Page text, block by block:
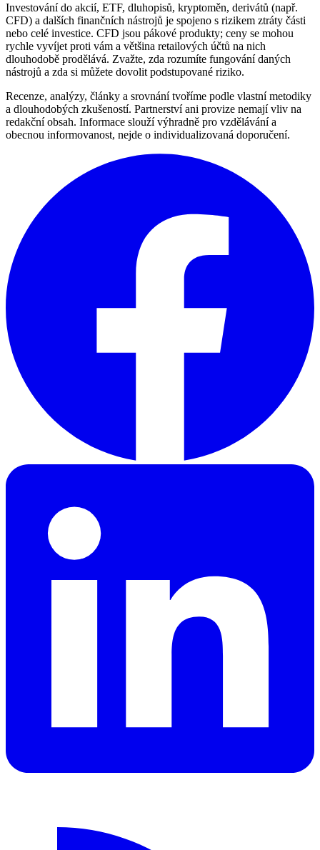
Investování do akcií, ETF, dluhopisů, kryptoměn, derivátů (např.
CFD) a dalších finančních nástrojů je spojeno s rizikem ztráty části
nebo celé investice. CFD jsou pákové produkty; ceny se mohou
rychle vyvíjet proti vám a většina retailových účtů na nich
dlouhodobě prodělává. Zvažte, zda rozumíte fungování daných
nástrojů a zda si můžete dovolit podstupované riziko.
Recenze, analýzy, články a srovnání tvoříme podle vlastní metodiky
a dlouhodobých zkušeností. Partnerství ani provize nemají vliv na
redakční obsah. Informace slouží výhradně pro vzdělávání a
obecnou informovanost, nejde o individualizovaná doporučení.